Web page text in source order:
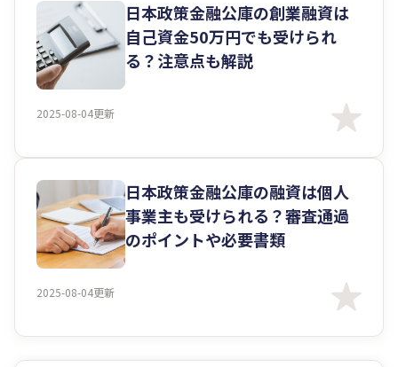
2025-08-04更新
日本政策金融公庫の創業融資は
自己資金50万円でも受けられ
る？注意点も解説
2025-08-04更新
日本政策金融公庫の融資は個人
事業主も受けられる？審査通過
のポイントや必要書類